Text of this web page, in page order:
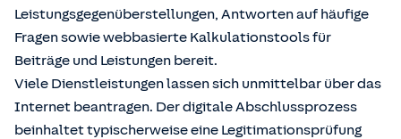
Leistungsgegenüberstellungen, Antworten auf häufige
Fragen sowie webbasierte Kalkulationstools für
Beiträge und Leistungen bereit.
Viele Dienstleistungen lassen sich unmittelbar über das
Internet beantragen. Der digitale Abschlussprozess
beinhaltet typischerweise eine Legitimationsprüfung